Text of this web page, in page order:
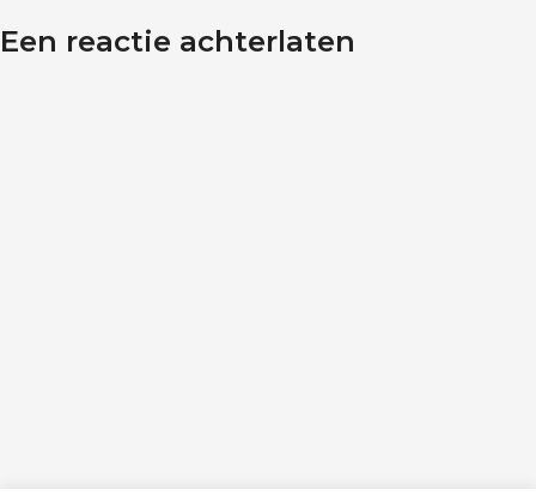
Een reactie achterlaten